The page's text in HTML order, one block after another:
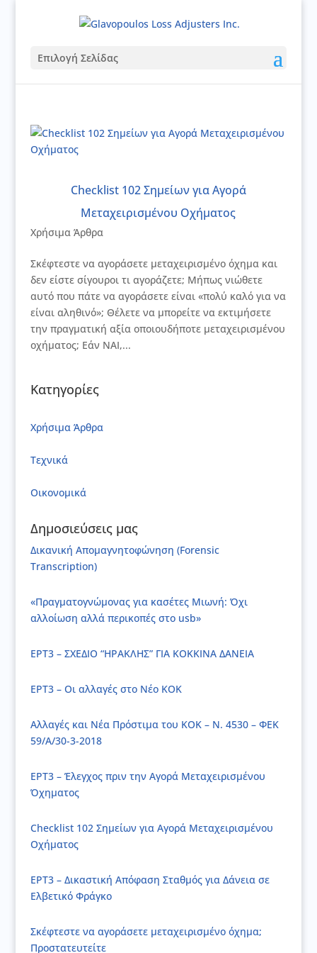
Επιλογή Σελίδας
Checklist 102 Σημείων για Αγορά
Μεταχειρισμένου Οχήματος
Χρήσιμα Άρθρα
Σκέφτεστε να αγοράσετε μεταχειρισμένο όχημα και
δεν είστε σίγουροι τι αγοράζετε; Μήπως νιώθετε
αυτό που πάτε να αγοράσετε είναι «πολύ καλό για να
είναι αληθινό»; Θέλετε να μπορείτε να εκτιμήσετε
την πραγματική αξία οποιουδήποτε μεταχειρισμένου
οχήματος; Εάν ΝΑΙ,...
Κατηγορίες
Xρήσιμα Άρθρα
Τεχνικά
Οικονομικά
Δημοσιεύσεις μας
Δικανική Απομαγνητοφώνηση (Forensic
Transcription)
«Πραγματογνώμονας για κασέτες Μιωνή: Όχι
αλλοίωση αλλά περικοπές στο usb»
ΕΡΤ3 – ΣΧΕΔΙΟ “ΗΡΑΚΛΗΣ” ΓΙΑ ΚΟΚΚΙΝΑ ΔΑΝΕΙΑ
ΕΡΤ3 – Οι αλλαγές στο Νέο ΚΟΚ
Αλλαγές και Νέα Πρόστιμα του ΚΟΚ – Ν. 4530 – ΦΕΚ
59/Α/30-3-2018
ΕΡΤ3 – Έλεγχος πριν την Αγορά Μεταχειρισμένου
Όχηματος
Checklist 102 Σημείων για Αγορά Μεταχειρισμένου
Οχήματος
ΕΡΤ3 – Δικαστική Απόφαση Σταθμός για Δάνεια σε
Ελβετικό Φράγκο
Σκέφτεστε να αγοράσετε μεταχειρισμένο όχημα;
Προστατευτείτε